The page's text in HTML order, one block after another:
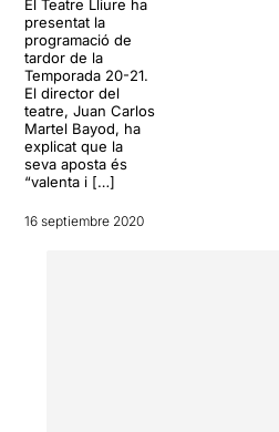
El Teatre Lliure ha
presentat la
programació de
tardor de la
Temporada 20-21.
El director del
teatre, Juan Carlos
Martel Bayod, ha
explicat que la
seva aposta és
“valenta i […]
16 septiembre 2020